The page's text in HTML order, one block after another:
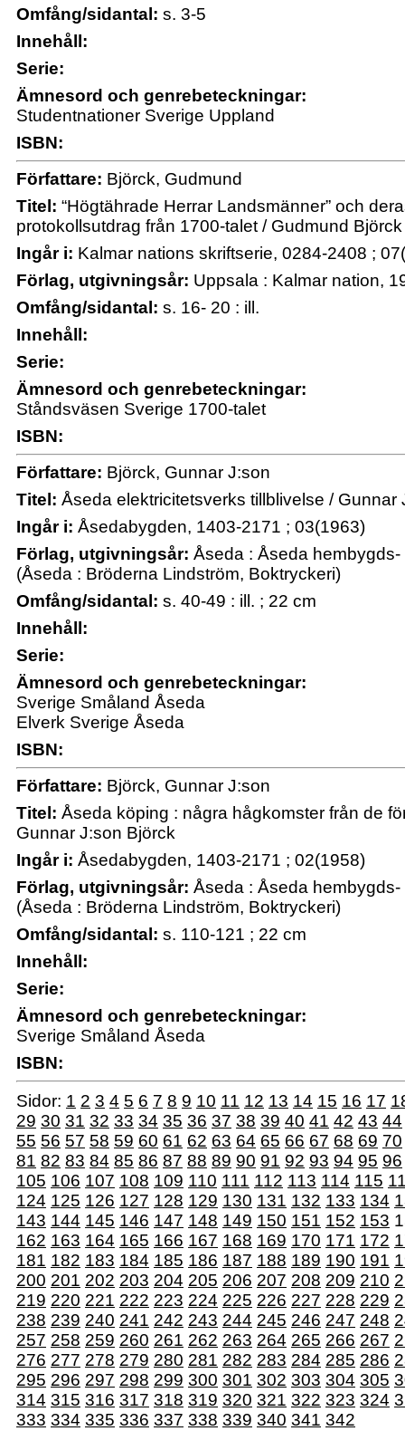
Omfång/sidantal: s. 3-5
Innehåll:
Serie:
Ämnesord och genrebeteckningar:
Studentnationer Sverige Uppland
ISBN:
Författare: Björck, Gudmund
Titel: “Högtährade Herrar Landsmänner” och
protokollsutdrag från 1700-talet / Gudmund Björck
Ingår i: Kalmar nations skriftserie, 0284-2408 ;
Förlag, utgivningsår: Uppsala : Kalmar nation,
Omfång/sidantal: s. 16- 20 : ill.
Innehåll:
Serie:
Ämnesord och genrebeteckningar:
Ståndsväsen Sverige 1700-talet
ISBN:
Författare: Björck, Gunnar J:son
Titel: Åseda elektricitetsverks tillblivelse / Gunnar
Ingår i: Åsedabygden, 1403-2171 ; 03(1963)
Förlag, utgivningsår: Åseda : Åseda
(Åseda : Bröderna Lindström, Boktryckeri)
Omfång/sidantal: s. 40-49 : ill. ; 22 cm
Innehåll:
Serie:
Ämnesord och genrebeteckningar:
Sverige Småland Åseda
Elverk Sverige Åseda
ISBN:
Författare: Björck, Gunnar J:son
Titel: Åseda köping : några hågkomster från de
Gunnar J:son Björck
Ingår i: Åsedabygden, 1403-2171 ; 02(1958)
Förlag, utgivningsår: Åseda : Åseda
(Åseda : Bröderna Lindström, Boktryckeri)
Omfång/sidantal: s. 110-121 ; 22 cm
Innehåll:
Serie:
Ämnesord och genrebeteckningar:
Sverige Småland Åseda
ISBN:
Sidor: 1 2 3 4 5 6 7 8 9 10 11 12 13 14 15 16 17
29 30 31 32 33 34 35 36 37 38 39 40 41 42 43 44
55 56 57 58 59 60 61 62 63 64 65 66 67 68 69 70
81 82 83 84 85 86 87 88 89 90 91 92 93 94 95 96
105 106 107 108 109 110 111 112 113 114 115
124 125 126 127 128 129 130 131 132 133 134
143 144 145 146 147 148 149 150 151 152 153
162 163 164 165 166 167 168 169 170 171 172
181 182 183 184 185 186 187 188 189 190 191
200 201 202 203 204 205 206 207 208 209 210
219 220 221 222 223 224 225 226 227 228 229
238 239 240 241 242 243 244 245 246 247 248
257 258 259 260 261 262 263 264 265 266 267
276 277 278 279 280 281 282 283 284 285 286
295 296 297 298 299 300 301 302 303 304 305
314 315 316 317 318 319 320 321 322 323 324
333 334 335 336 337 338 339 340 341 342